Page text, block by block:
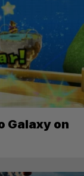
Galaxy on